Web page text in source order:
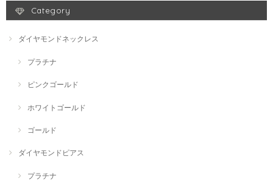
Category
ダイヤモンドネックレス
プラチナ
ピンクゴールド
ホワイトゴールド
ゴールド
ダイヤモンドピアス
プラチナ